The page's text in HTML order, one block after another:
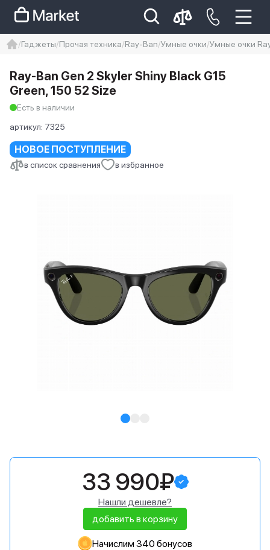
Iphone 14 pro max
айфон 14
Гаджеты Прочая техника Ray-Ban Умные очки Умные очки
НОВОЕ ПОСТУПЛЕНИЕ
в список сравнения в избранное
Ray-Ban Gen 2 Skyler Shiny Black G15
Green, 150 52 Size
Есть в наличии
артикул: 7325
33 990₽
Нашли дешевле?
добавить в корзину
Начислим 340 бонусов